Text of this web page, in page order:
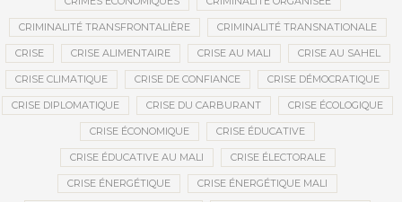
CRIMINALITÉ TRANSFRONTALIÈRE CRIMINALITÉ TRANSNATIONALE
CRISE CRISE ALIMENTAIRE CRISE AU MALI CRISE AU SAHEL
CRISE CLIMATIQUE CRISE DE CONFIANCE CRISE DÉMOCRATIQUE
CRISE DIPLOMATIQUE CRISE DU CARBURANT CRISE ÉCOLOGIQUE
CRISE ÉCONOMIQUE CRISE ÉDUCATIVE
CRISE ÉDUCATIVE AU MALI CRISE ÉLECTORALE
CRISE ÉNERGÉTIQUE CRISE ÉNERGÉTIQUE MALI